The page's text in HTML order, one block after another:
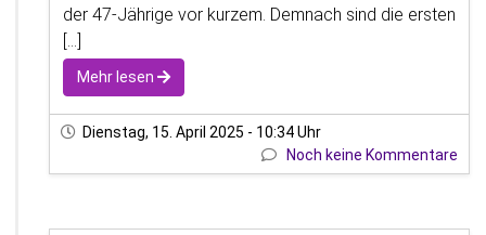
der 47-Jährige vor kurzem. Demnach sind die ersten
[...]
Mehr lesen
Dienstag, 15. April 2025 - 10:34 Uhr
Noch keine Kommentare